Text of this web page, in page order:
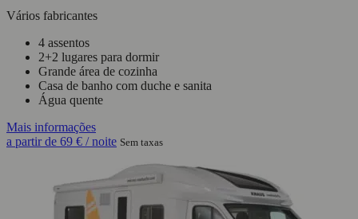
Vários fabricantes
4 assentos
2+2 lugares para dormir
Grande área de cozinha
Casa de banho com duche e sanita
Água quente
Mais informações
a partir de 69 € / noite Sem taxas